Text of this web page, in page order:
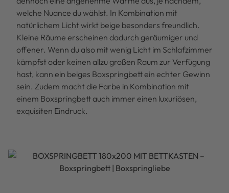
welche Nuance du wählst. In Kombination mit
natürlichem Licht wirkt beige besonders freundlich.
Kleine Räume erscheinen dadurch geräumiger und
offener. Wenn du also mit wenig Licht im Schlafzimmer
kämpfst oder keinen allzu großen Raum zur Verfügung
hast, kann ein beiges Boxspringbett ein echter Gewinn
sein. Zudem macht die Farbe in Kombination mit
einem Boxspringbett auch immer einen luxuriösen,
exquisiten Eindruck.